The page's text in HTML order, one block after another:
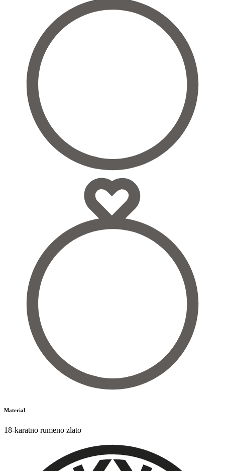
Material
18-karatno rumeno zlato